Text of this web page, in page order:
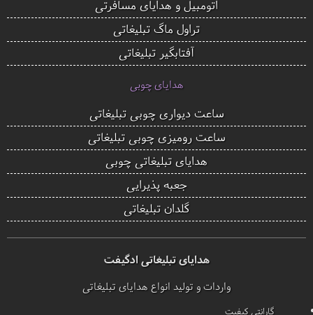
اتومبیل و هدایای مسافرتی
تراول ماگ تبلیغاتی
آفتابگیر تبلیغاتی
هدایای چوبی
ساعت دیواری چوبی تبلیغاتی
ساعت رومیزی چوبی تبلیغاتی
هدایای تبلیغاتی چوبی
جعبه پذیرایی
گلدان تبلیغاتی
هدایای تبلیغاتی ادگیفت
واردات و تولید انواع هدایای تبلیغاتی
گارانتی کیفیت